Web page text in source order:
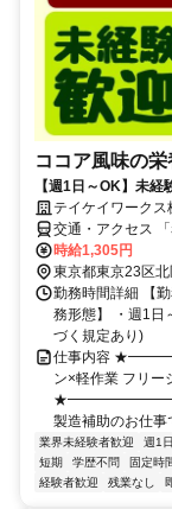
ココア風味の
【週1日～OK】未
テイケイワーク
交通・アクセス
時給1,305円
東京都東京23区北
勤務時間詳細 【
務形態】 ・週1日
づく規定あり)
仕事内容
ン×軽作業 フリー
製造補助のお仕事
業界未経験者歓迎 週1
短期
学歴不問 固定時
経験者歓迎
残業なし